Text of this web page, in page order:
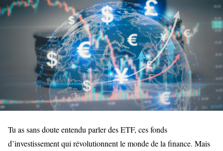
Tu as sans doute entendu parler des ETF, ces fonds
d’investissement qui révolutionnent le monde de la finance. Mais